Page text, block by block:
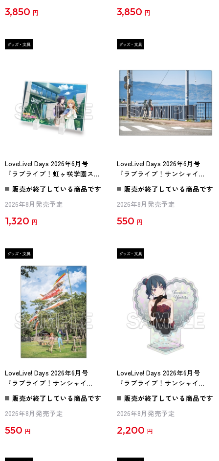
3,850 円 3,850 円
LoveLive! Days 2026年6月号
『ラブライブ！虹ヶ咲学園スク
ールアイドル同好会』ミニアク
リルプレート 果林＆彼方
販売が終了している商品です
2026年8月発売予定
1,320 円
LoveLive! Days 2026年6月号
『ラブライブ！サンシャイ
ン!!』クリアファイル Aqours
ダイヤ＆善子[2]
販売が終了している商品です
2026年8月発売予定
550 円
LoveLive! Days 2026年6月号
『ラブライブ！サンシャイ
ン!!』クリアファイル Aqours
千歌＆果南[2]
販売が終了している商品です
2026年8月発売予定
550 円
LoveLive! Days 2026年6月号
『ラブライブ！サンシャイ
ン!!』ハート型アクリルスタン
ド Aqours 善子
販売が終了している商品です
2026年8月発売予定
2,200 円